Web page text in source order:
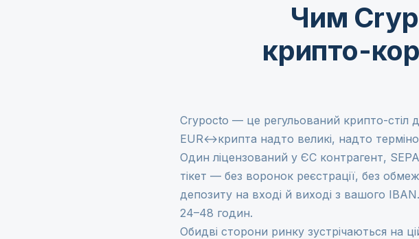
Чим
крипто-
Crypocto — це регульований крипто-стіл
EUR↔крипта надто великі, надто
Один ліцензований у ЄС контрагент,
тікет — без воронок реєстрації, без
депозиту на вході й виході з вашого
24–48 годин.
Обидві сторони ринку зустрічаються на